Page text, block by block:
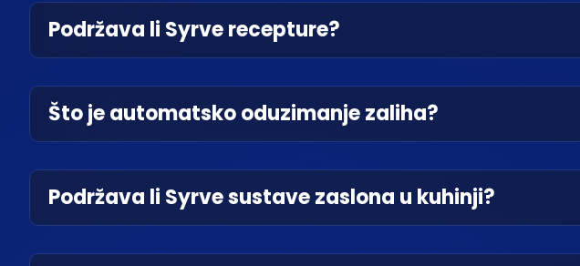
Podržava li Syrve recepture?
Što je automatsko oduzimanje zaliha?
Podržava li Syrve sustave zaslona u kuhinji?